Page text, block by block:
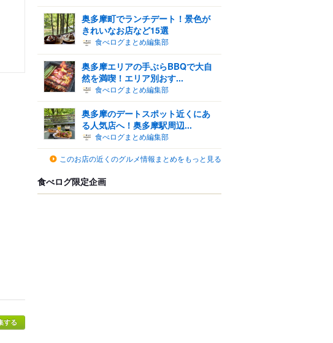
奥多摩町でランチデート！景色が
きれいなお店など15選
食べログまとめ編集部
奥多摩エリアの手ぶらBBQで大自
然を満喫！エリア別おす...
食べログまとめ編集部
奥多摩のデートスポット近くにあ
る人気店へ！奥多摩駅周辺...
食べログまとめ編集部
このお店の近くのグルメ情報まとめをもっと見る
食べログ限定企画